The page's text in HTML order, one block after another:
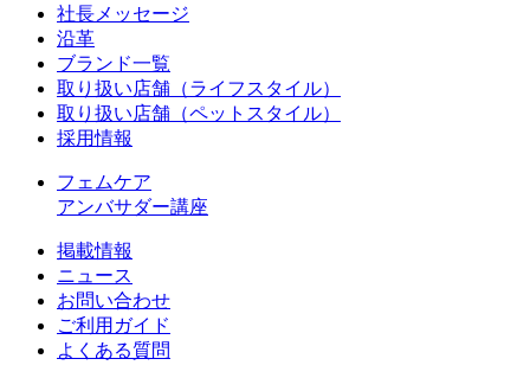
社長メッセージ
沿革
ブランド一覧
取り扱い店舗（ライフスタイル）
取り扱い店舗（ペットスタイル）
採用情報
フェムケア
アンバサダー講座
掲載情報
ニュース
お問い合わせ
ご利用ガイド
よくある質問